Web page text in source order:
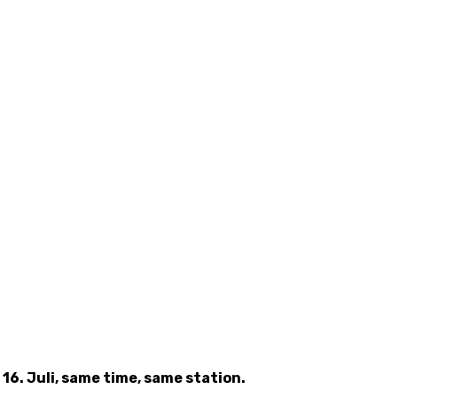
16. Juli, same time, same station.